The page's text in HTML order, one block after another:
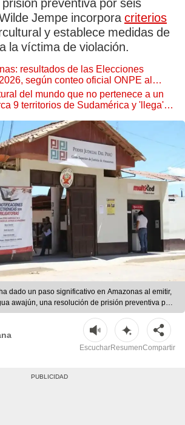
preventiva por seis
Jempe incorpora criterios
y establece medidas de
la víctima de violación.
resultados de las Elecciones
según conteo oficial ONPE al
del mundo que no pertenece a un
9 territorios de Sudamérica y 'llega'
dado un paso significativo en Amazonas al emitir,
awajún, una resolución de prisión preventiva por
menor. | Andina
EscucharResumenCompartir